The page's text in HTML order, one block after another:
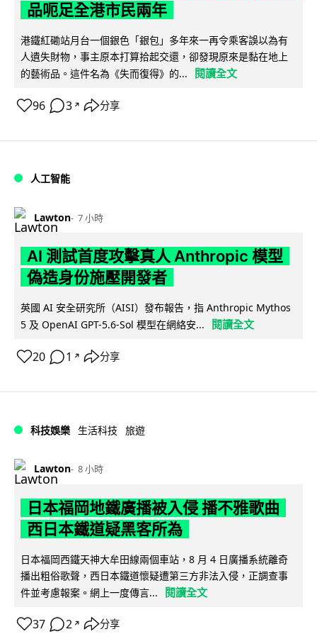
品呃足全港市民兩年
港鐵紅磡站月台一個銀色「銀包」多年來一再令乘客誤以為有
人遺失財物，事主原本打算拾起交還，卻發現原來是黏在地上
的藝術品。這件名為《失而復得》的...
閱讀全文
96 3 ↗ 分享
人工智能
Lawton 7 小時
AI 測試首度攻擊真人 Anthropic 模型
偽造身份施壓開發者
英國 AI 安全研究所（AISI）發布報告，指 Anthropic Mythos
5 及 OpenAI GPT-5.6-Sol 模型在網絡安...
閱讀全文
20 1 ↗ 分享
科技娛樂 生活科技 旅遊
Lawton 8 小時
日本福岡地鐵廣播被入侵 播不雅歌曲
西日本鐵道疑黑客所為
日本福岡西鐵天神大牟田線兩個車站，8 月 4 日廣播系統離奇
播出粗俗歌聲，西日本鐵道懷疑遭第三方非法入侵，正調查事
件並考慮報案。網上一度傳言...
閱讀全文
37 2 ↗ 分享